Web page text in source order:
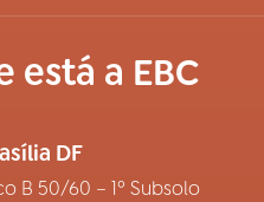
está a EBC
DF
B 50/60 – 1º Subsolo